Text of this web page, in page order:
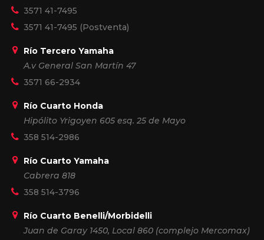
3571 41-7495
3571 41-7495 (Postventa)
Río Tercero Yamaha
A.v General San Martín 47
3571 66-2934
Río Cuarto Honda
Hipólito Yrigoyen 605 esq. 25 de Mayo
358 514-2986
Río Cuarto Yamaha
Cabrera 818
358 514-3796
Río Cuarto Benelli/Morbidelli
Juan de Garay 1450, Local 860 (complejo Mercomax)